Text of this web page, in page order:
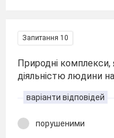
Запитання 10
Природні комплекси,
діяльністю людини
варіанти відповідей
порушеними